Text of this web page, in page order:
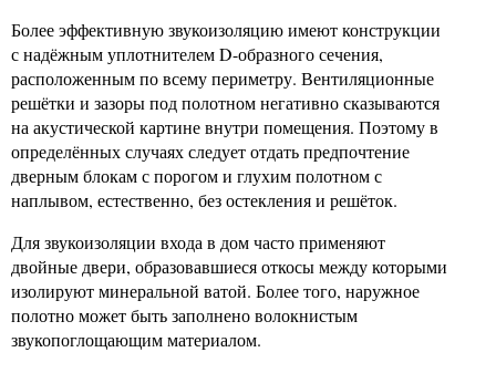
Более эффективную звукоизоляцию имеют конструкции
с надёжным уплотнителем D-образного сечения,
расположенным по всему периметру. Вентиляционные
решётки и зазоры под полотном негативно сказываются
на акустической картине внутри помещения. Поэтому в
определённых случаях следует отдать предпочтение
дверным блокам с порогом и глухим полотном с
наплывом, естественно, без остекления и решёток.
Для звукоизоляции входа в дом часто применяют
двойные двери, образовавшиеся откосы между которыми
изолируют минеральной ватой. Более того, наружное
полотно может быть заполнено волокнистым
звукопоглощающим материалом.